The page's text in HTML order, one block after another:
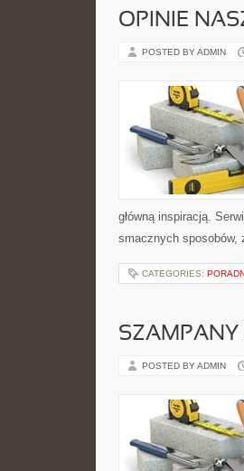
OPINIE
POSTED BY ADMIN
główną inspiracją.
smacznych
CATEGORIES:
SZAMPANY
POSTED BY ADMIN